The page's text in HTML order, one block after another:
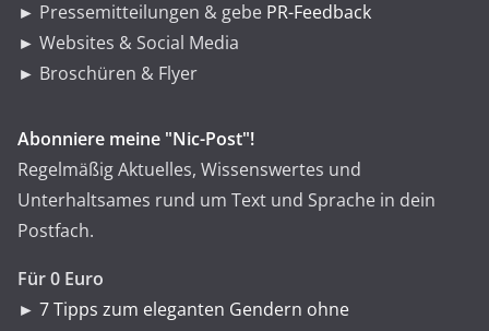
► Pressemitteilungen & gebe PR-Feedback
► Websites & Social Media
► Broschüren & Flyer
Abonniere meine "Nic-Post"!
Regelmäßig Aktuelles, Wissenswertes und
Unterhaltsames rund um Text und Sprache in dein
Postfach.
Für 0 Euro
► 7 Tipps zum eleganten Gendern ohne